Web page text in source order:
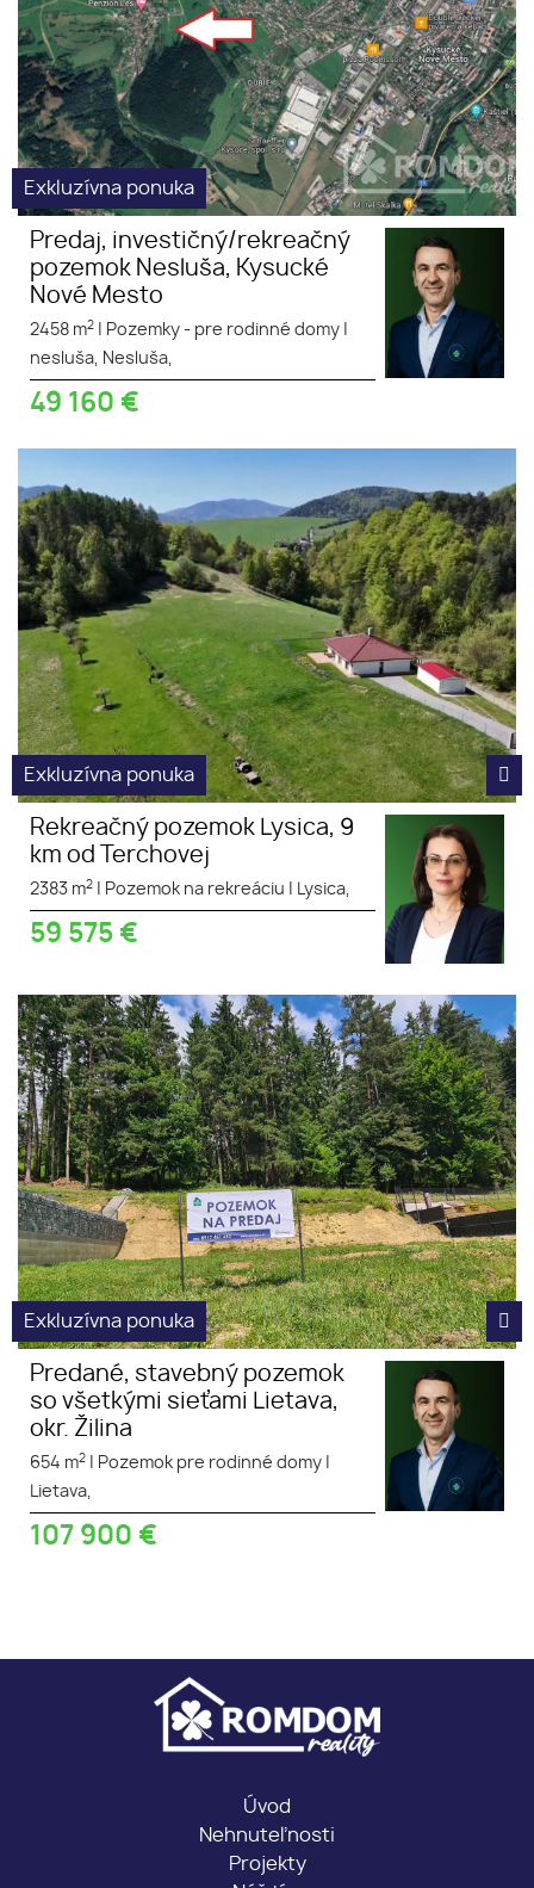
Exkluzívna ponuka
Predaj, investičný/rekreačný
pozemok Nesluša, Kysucké
Nové Mesto
2458 m2 Pozemky - pre rodinné domy
nesluša, Nesluša,
49 160 €
km od Terchovej
slnečný
investičný
Exkluzívna ponuka
Rekreačný pozemok Lysica, 9
km od Terchovej
2383 m2 Pozemok na rekreáciu Lysica,
59 575 €
Exkluzívna ponuka
Predané, stavebný pozemok
so všetkými sieťami Lietava,
okr. Žilina
654 m2 Pozemok pre rodinné domy
Lietava,
107 900 €
Úvod
Nehnuteľnosti
Projekty